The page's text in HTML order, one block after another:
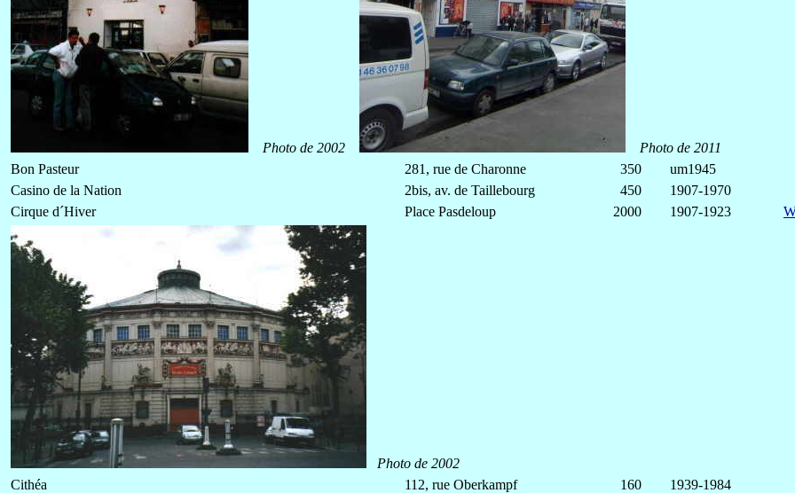
Photo de 2002
Photo de 2011
Bon Pasteur
281, rue de Charonne 350
um1945
Casino de la Nation
2bis, av. de Taillebourg 450
1907-1970
Cirque d´Hiver
Place Pasdeloup 2000 1907-1923
Photo de 2002
Cithéa
112, rue Oberkampf 160 1939-1984